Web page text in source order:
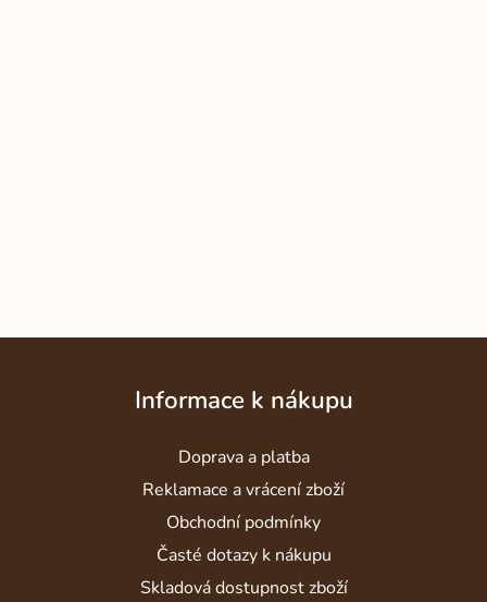
Informace k nákupu
Doprava a platba
Reklamace a vrácení zboží
Obchodní podmínky
Časté dotazy k nákupu
Skladová dostupnost zboží